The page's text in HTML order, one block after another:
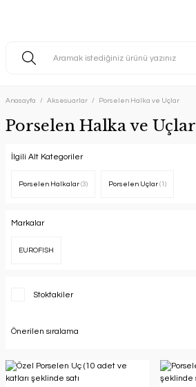
Anasayfa Aksesuarlar Porselen Halka ve Uçlar
Porselen Halka ve Uçlar
İlgili Alt Kategoriler
Porselen Halkalar (3) Porselen Uçlar (1)
Markalar
EUROFISH
Stoktakiler